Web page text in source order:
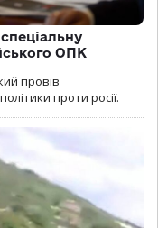
ОПК
провів
проти росії.